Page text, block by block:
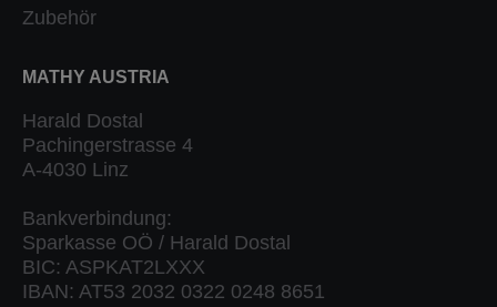
Zubehör
MATHY AUSTRIA
Harald Dostal
Pachingerstrasse 4
A-4030 Linz
Bankverbindung:
Sparkasse OÖ / Harald Dostal
BIC: ASPKAT2LXXX
IBAN: AT53 2032 0322 0248 8651